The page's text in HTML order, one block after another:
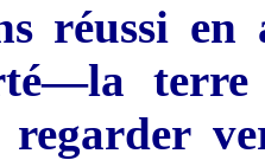
réussi
regarder